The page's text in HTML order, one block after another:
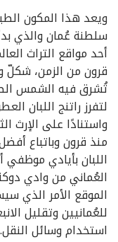
ويعد هذا المكون
أحد مواقع التراث
قرون من الزمن، شكلّ
تُشرق فيه الشمس
لتفرز راتنج اللبان
واستنادًا على الإرث
منذ قرون وباتباع
اللبان بأيادي موظفي
العُماني من وادي
الموقع الأمر الذي
للعُمانيين وتقليل
استخدام وسائل النقل.